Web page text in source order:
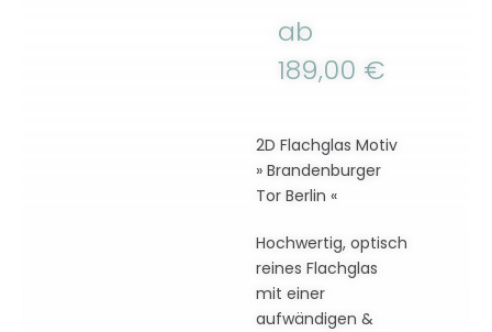
ab
189,00 €
2D Flachglas Motiv
» Brandenburger
Tor Berlin «
Hochwertig, optisch
reines Flachglas
mit einer
aufwändigen &